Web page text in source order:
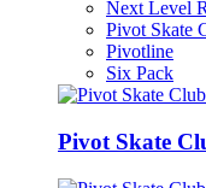
Next Level
Pivot Skate
Pivotline
Six Pack
Pivot Skate